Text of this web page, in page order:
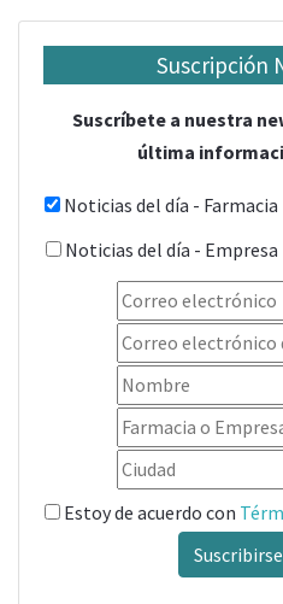
Suscripción
Suscríbete a nuestra
última
Noticias del día - Farmacia
Noticias del día - Empresa
Estoy de acuerdo con
Suscribirse